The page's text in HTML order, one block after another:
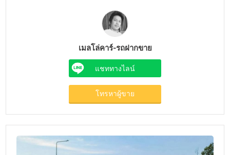
เมลโล่คาร์-รถฝากขาย
แชททางไลน์
โทรหาผู้ขาย